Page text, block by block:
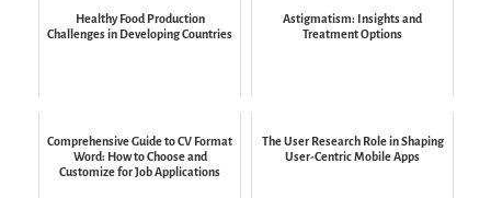
Healthy Food Production
Challenges in Developing Countries
Astigmatism: Insights and
Treatment Options
Comprehensive Guide to CV Format
Word: How to Choose and
Customize for Job Applications
The User Research Role in Shaping
User-Centric Mobile Apps